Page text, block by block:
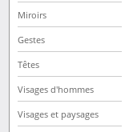
Miroirs
Gestes
Têtes
Visages d'hommes
Visages et paysages